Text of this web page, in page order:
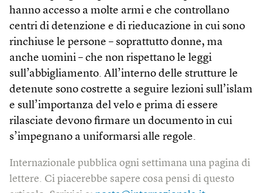
hanno accesso a molte armi e che controllano
centri di detenzione e di rieducazione in cui sono
rinchiuse le persone – soprattutto donne, ma
anche uomini – che non rispettano le leggi
sull’abbigliamento. All’interno delle strutture le
detenute sono costrette a seguire lezioni sull’islam
e sull’importanza del velo e prima di essere
rilasciate devono firmare un documento in cui
s’impegnano a uniformarsi alle regole.
Internazionale pubblica ogni settimana una pagina di
lettere. Ci piacerebbe sapere cosa pensi di questo